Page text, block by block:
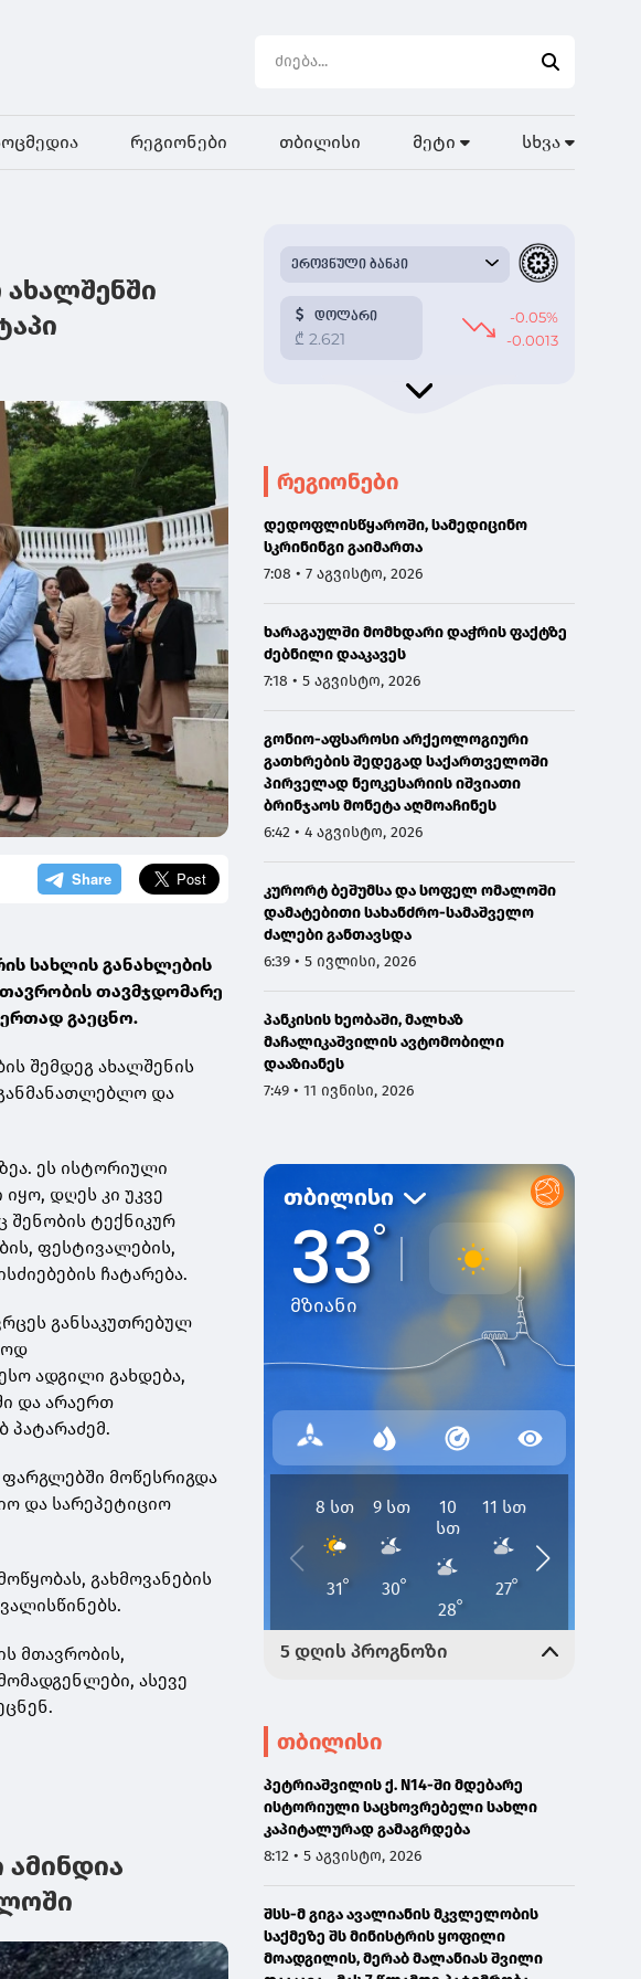
რეგიონები თბილისი მეტი სხვა
სახლის განახლების
თავმჯდომარე
ერთად გაეცნო.
შემდეგ ახალშენის
და
ეს ისტორიული
დღეს კი უკვე
შენობის ტექნიკურ
ფესტივალების,
ჩატარება.
განსაკუთრებულ
ადგილი გახდება,
და არაერთ
პატარაძემ.
ფარგლებში მოწესრიგდა
და სარეპეტიციო
გახმოვანების
მთავრობის,
ასევე
ამინდია
რეგიონები
დედოფლისწყაროში, სამედიცინო
სკრინინგი გაიმართა
7:08 • 7 აგვისტო, 2026
ხარაგაულში მომხდარი დაჭრის ფაქტზე
ძებნილი დააკავეს
7:18 • 5 აგვისტო, 2026
გონიო-აფსაროსი არქეოლოგიური
გათხრების შედეგად საქართველოში
პირველად ნეოკესარიის იშვიათი
ბრინჯაოს მონეტა აღმოაჩინეს
6:42 • 4 აგვისტო, 2026
კურორტ ბეშუმსა და სოფელ ომალოში
დამატებითი სახანძრო-სამაშველო
ძალები განთავსდა
6:39 • 5 ივლისი, 2026
პანკისის ხეობაში, მალხაზ
მაჩალიკაშვილის ავტომობილი
დააზიანეს
7:49 • 11 ივნისი, 2026
თბილისი
პეტრიაშვილის ქ. N14-ში მდებარე
ისტორიული საცხოვრებელი სახლი
კაპიტალურად გამაგრდება
8:12 • 5 აგვისტო, 2026
შსს-მ გიგა ავალიანის მკვლელობის
საქმეზე შს მინისტრის ყოფილი
მოადგილის, მერაბ მალანიას შვილი